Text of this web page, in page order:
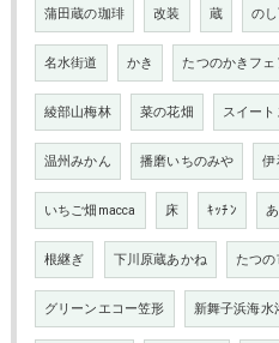
蒲田蔵の珈琲 改装 蔵 の
名水街道 かき たつのかきフェ
綾部山梅林 菜の花畑 スイー
温州みかん 播磨いちのみや 伊
いちご畑macca 床 ｷｯﾁﾝ
根継ぎ 下川原蔵あかね たつ
グリーンエコー笠形 新舞子浜海水